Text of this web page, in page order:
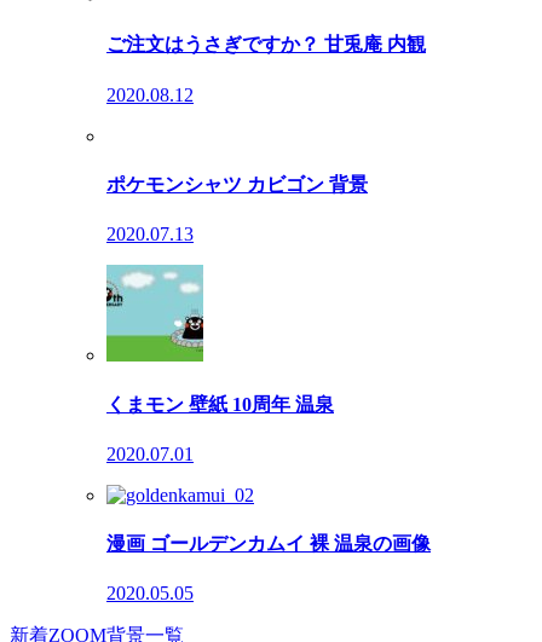
ご注文はうさぎですか？ 甘兎庵 内観
2020.08.12
ポケモンシャツ カビゴン 背景
2020.07.13
くまモン 壁紙 10周年 温泉
2020.07.01
漫画 ゴールデンカムイ 裸 温泉の画像
2020.05.05
新着ZOOM背景一覧